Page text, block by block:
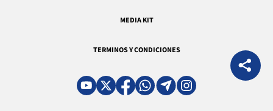
MEDIA KIT
TERMINOS Y CONDICIONES